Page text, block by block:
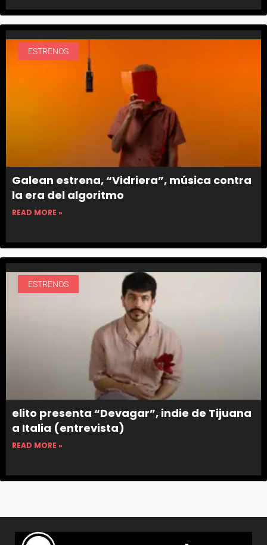
ESTRENOS
Galean estrena, “Vidriera”, música contra
la era del algoritmo
READ MORE »
ESTRENOS
elito presenta “Devagar”, indie de Tijuana
a Italia (entrevista)
READ MORE »